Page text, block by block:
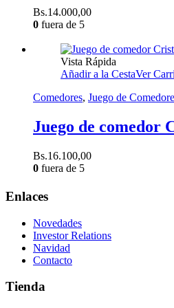
Bs.14.000,00
0 fuera de 5
Vista Rápida
Añadir a la CestaVer
Comedores, Juego de
Juego de comedor
Bs.16.100,00
0 fuera de 5
Enlaces
Novedades
Investor Relations
Navidad
Contacto
Tienda